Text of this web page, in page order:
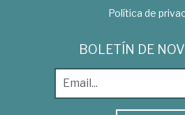
Política de
BOLETÍN DE